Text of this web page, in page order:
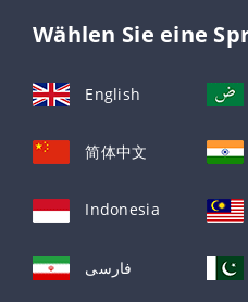
Wählen Sie eine
English
简体中文
Indonesia
فارسی